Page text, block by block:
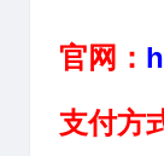
官网：
支付方